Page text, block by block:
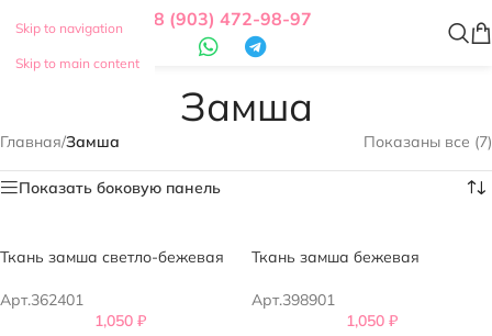
Skip to navigation
Skip to main content
8 (903) 472-98-97
Замша
Главная/Замша Показаны все (7)
Показать боковую панель
Ткань замша светло-бежевая
Арт.362401
1,050 ₽
Ткань замша бежевая
Арт.398901
1,050 ₽